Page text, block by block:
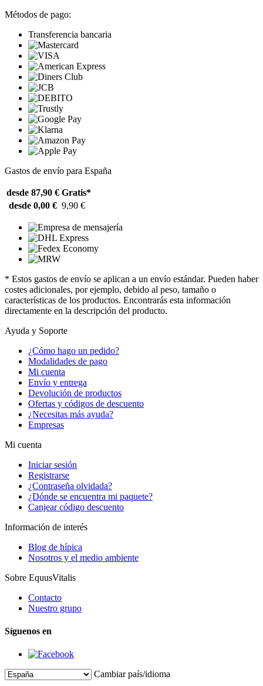
Métodos de pago:
Transferencia bancaria
Gastos de envío para España
desde 87,90 € Gratis*
desde 0,00 € 9,90 €
* Estos gastos de envío se aplican a un envío estándar. Pueden haber
costes adicionales, por ejemplo, debido al peso, tamaño o
características de los productos. Encontrarás esta información
directamente en la descripción del producto.
Ayuda y Soporte
¿Cómo hago un pedido?
Modalidades de pago
Mi cuenta
Envío y entrega
Devolución de productos
Ofertas y códigos de descuento
¿Necesitas más ayuda?
Empresas
Mi cuenta
Iniciar sesión
Registrarse
¿Contraseña olvidada?
¿Dónde se encuentra mi paquete?
Canjear código descuento
Información de interés
Blog de hípica
Nosotros y el medio ambiente
Sobre EquusVitalis
Contacto
Nuestro grupo
Síguenos en
Cambiar país/idioma